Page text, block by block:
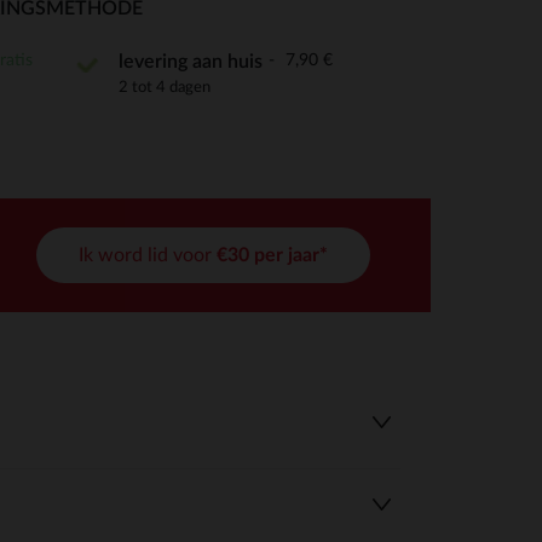
aan te passen en te beheren, en zorgt ervoor dat aan
levering aan huis 7,90 €
2 tot 4 dagen
Ik word lid voor €30 per jaar*